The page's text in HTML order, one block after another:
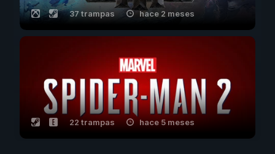
37 trampas hace 2 meses
22 trampas hace 5 meses